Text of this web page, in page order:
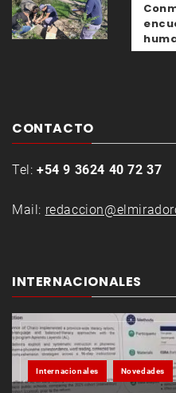
CONTACTO
Tel: +54 9 3624 40 72 37
Mail:
INTERNACIONALES
Internacionales Novedades